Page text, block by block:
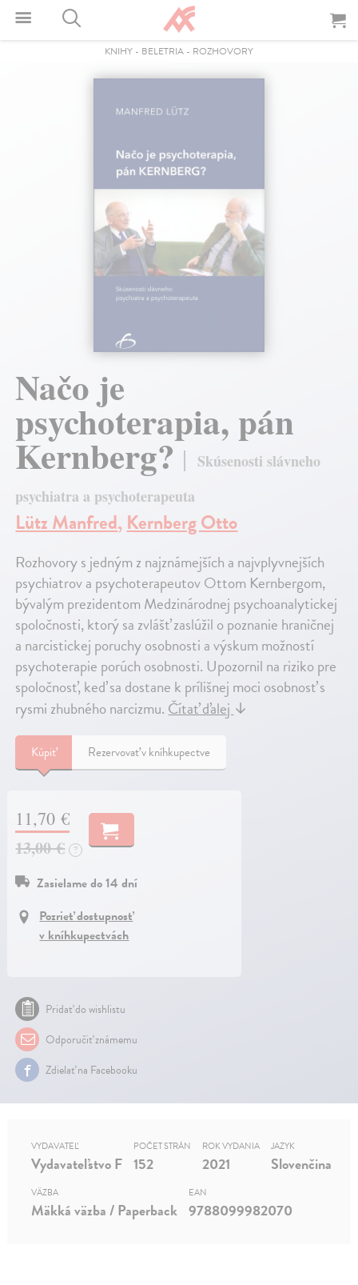
KNIHY - BELETRIA - ROZHOVORY
Načo je
psychoterapia, pán
Kernberg?
Skúsenosti slávneho
psychiatra a psychoterapeuta
Lütz Manfred,Kernberg Otto
Rozhovory s jedným z najznámejších a najvplyvnejších
psychiatrov a psychoterapeutov Ottom Kernbergom,
bývalým prezidentom Medzinárodnej psychoanalytickej
spoločnosti, ktorý sa zvlášť zaslúžil o poznanie hraničnej
a narcistickej poruchy osobnosti a výskum možností
psychoterapie porúch osobnosti. Upozornil na riziko pre
spoločnosť, keď sa dostane k prílišnej moci osobnosť s
rysmi zhubného narcizmu. Čítať ďalej ↓
Kúpiť Rezervovať v kníhkupectve
11,70 €
13,00 €
?
Zasielame do 14 dní
Pozrieť dostupnosť
v kníhkupectvách
Pridať do wishlistu
Odporučiť známemu
Zdielať na Facebooku
VYDAVATEĽ
Vydavateľstvo F
POČET STRÁN
152
ROK VYDANIA
2021
JAZYK
Slovenčina
VÄZBA
Mäkká väzba / Paperback
EAN
9788099982070